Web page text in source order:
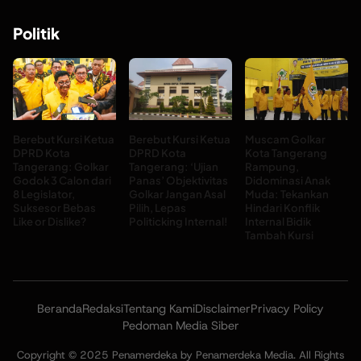
Politik
Berebut Kursi Ketua
DPRD Kota
Tangerang: Golkar
Godok 3 Calon dari
8 Legislator,
Suksesor Bebas
Like or Dislike?
Berebut Kursi Ketua
DPRD Kota
Tangerang: ‘Ujian
Panas’ Objektivitas
Golkar Jangan Asal
Pilih, Lepas
Politicking Internal!
Muscam Golkar
Kota Tangerang
Rampung,
Didominasi Anak
Muda: Tekankan
Hindari Konflik
Internal Bidik
Tambah Kursi
BerandaRedaksiTentang KamiDisclaimerPrivacy Policy
Pedoman Media Siber
Copyright © 2025 Penamerdeka by Penamerdeka Media. All Rights